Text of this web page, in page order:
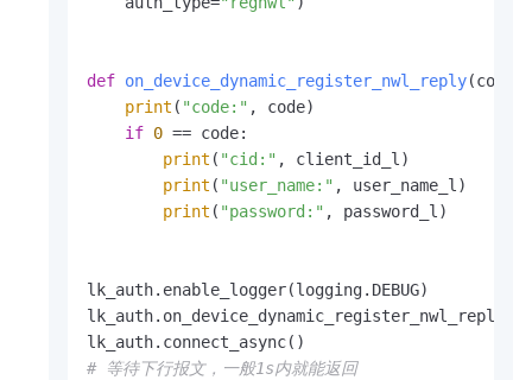
def on_device_dynamic_register_nwl_reply(
print ( "code:" , code)
if 0 == code:
print ( "cid:" , client_id_l)
print ( "user_name:" , user_name_l)
print ( "password:" , password_l)
lk_auth.enable_logger(logging.DEBUG)
lk_auth.on_device_dynamic_register_nwl_reply
# 等待下行报文，一般1s内就能返回